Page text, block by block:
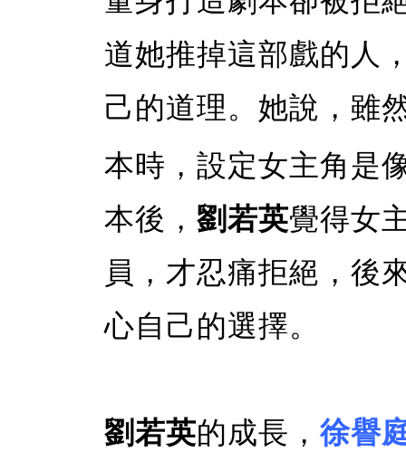
道她推掉這部戲的人
己的道理。她說，雖
本時，設定女主角是
本後， 劉若英覺得女
員，才忍痛拒絕，後
心自己的選擇。
劉若英的成長，徐譽